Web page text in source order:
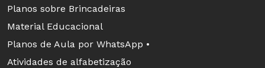
Planos sobre Brincadeiras
Material Educacional
Planos de Aula por WhatsApp •
Atividades de alfabetização